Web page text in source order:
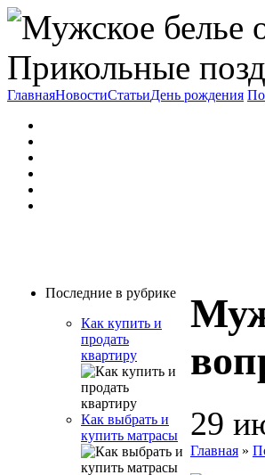
Прикольные
ГлавнаяНовостиСтатьиДень рождения
Последние в рубрике
Как купить и
продать
квартиру
Как выбрать и
купить матрасы
29
Главная »